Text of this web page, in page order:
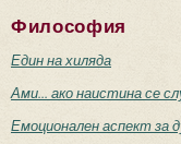
Философия
Един на хиляда
Ами... ако наистина се
Емоционален аспект за